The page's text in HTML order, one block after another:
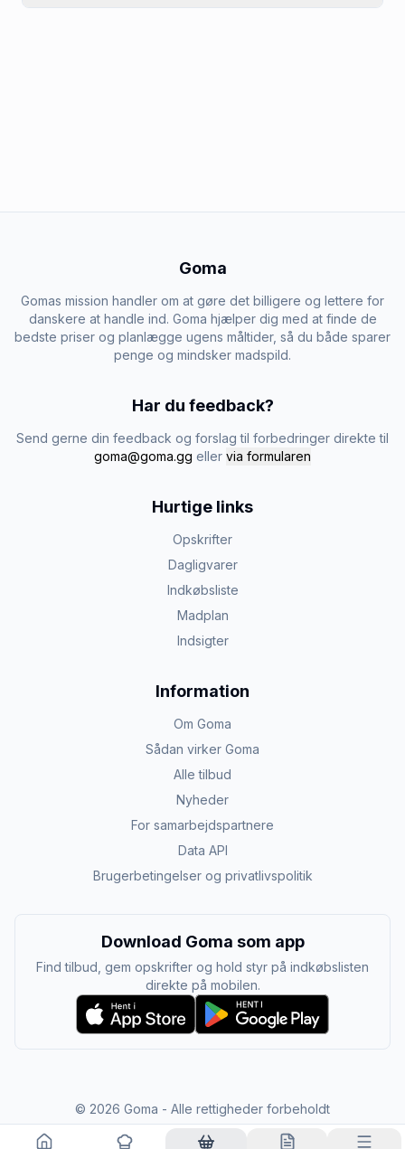
Goma
Gomas mission handler om at gøre det billigere og lettere for
danskere at handle ind. Goma hjælper dig med at finde de
bedste priser og planlægge ugens måltider, så du både sparer
penge og mindsker madspild.
Har du feedback?
Send gerne din feedback og forslag til forbedringer direkte til
goma@goma.gg eller via formularen
Hurtige links
Opskrifter
Dagligvarer
Indkøbsliste
Madplan
Indsigter
Information
Om Goma
Sådan virker Goma
Alle tilbud
Nyheder
For samarbejdspartnere
Data API
Brugerbetingelser og privatlivspolitik
Download Goma som app
Find tilbud, gem opskrifter og hold styr på indkøbslisten
direkte på mobilen.
© 2026 Goma - Alle rettigheder forbeholdt